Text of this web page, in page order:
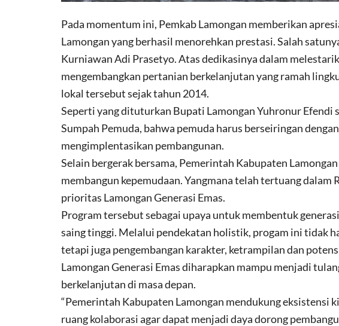
Pada momentum ini, Pemkab Lamongan memberikan
Lamongan yang berhasil menorehkan prestasi. Salah
Kurniawan Adi Prasetyo. Atas dedikasinya dalam
mengembangkan pertanian berkelanjutan yang ramah
lokal tersebut sejak tahun 2014.
Seperti yang dituturkan Bupati Lamongan Yuhronur Efendi
Sumpah Pemuda, bahwa pemuda harus berseiringan
mengimplentasikan pembangunan.
Selain bergerak bersama, Pemerintah Kabupaten
membangun kepemudaan. Yangmana telah tertuang dalam
prioritas Lamongan Generasi Emas.
Program tersebut sebagai upaya untuk membentuk
saing tinggi. Melalui pendekatan holistik, progam ini tidak
tetapi juga pengembangan karakter, ketrampilan dan
Lamongan Generasi Emas diharapkan mampu menjadi
berkelanjutan di masa depan.
“Pemerintah Kabupaten Lamongan mendukung eksistensi
ruang kolaborasi agar dapat menjadi daya dorong